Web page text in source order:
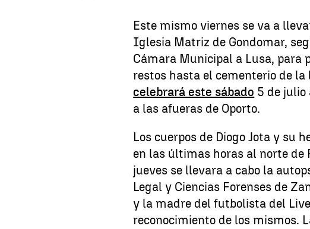
Este mismo viernes se va a
Iglesia Matriz de Gondomar,
Cámara Municipal a Lusa, para
restos hasta el cementerio de
celebrará este sábado 5 de julio
a las afueras de Oporto.
Los cuerpos de Diogo Jota y su
en las últimas horas al norte de
jueves se llevara a cabo la
Legal y Ciencias Forenses de
y la madre del futbolista del
reconocimiento de los mismos.